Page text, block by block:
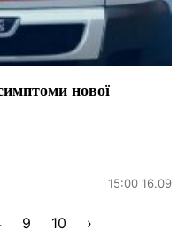
нової
15:00 16.09
9 10 ›